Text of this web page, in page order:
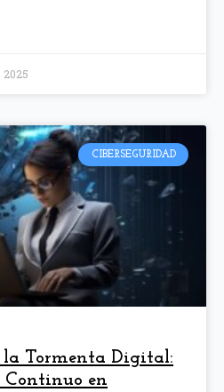
2025
CIBERSEGURIDAD
la Tormenta Digital:
en